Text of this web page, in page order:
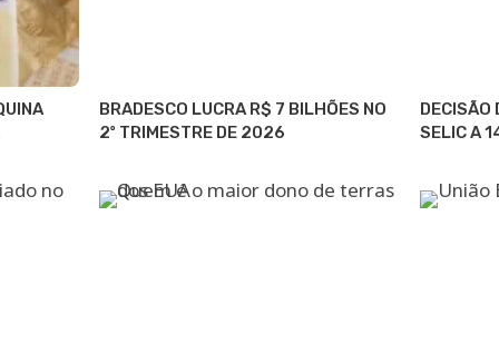
BRADESCO LUCRA R$ 7 BILHÕES NO
2º TRIMESTRE DE 2026
DECISÃO
SELIC A